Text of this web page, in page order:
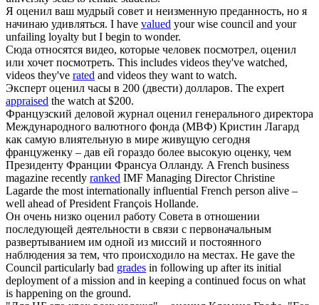
Я оценил ваш мудрый совет и неизменную преданность, но я
начинаю удивляться. I have valued your wise council and your
unfailing loyalty but I begin to wonder.
Сюда относятся видео, которые человек посмотрел, оценил
или хочет посмотреть. This includes videos they've watched,
videos they've rated and videos they want to watch.
Эксперт оценил часы в 200 (двести) долларов. The expert
appraised the watch at $200.
Французский деловой журнал оценил генерального директора
Международного валютного фонда (МВФ) Кристин Лагард
как самую влиятельную в мире живущую сегодня
француженку – дав ей гораздо более высокую оценку, чем
Президенту Франции Франсуа Олланду. A French business
magazine recently ranked IMF Managing Director Christine
Lagarde the most internationally influential French person alive –
well ahead of President François Hollande.
Он очень низко оценил работу Совета в отношении
последующей деятельности в связи с первоначальным
развертыванием им одной из миссий и постоянного
наблюдения за тем, что происходило на местах. He gave the
Council particularly bad grades in following up after its initial
deployment of a mission and in keeping a continued focus on what
is happening on the ground.